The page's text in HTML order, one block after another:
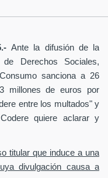
Ante la difusión de la
Derechos Sociales,
sanciona a 26
millones de euros por
entre los multados" y
quiere aclarar y
titular que induce a una
divulgación causa a